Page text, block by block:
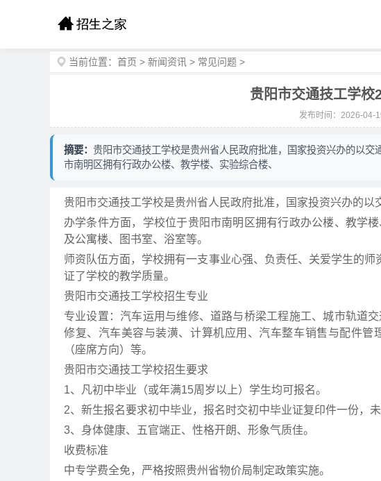
当前位置： 首页 > 新闻资讯 > 常见问题 >
贵阳市交通技工学校
发布时间：2026-04-
摘要： 贵阳市交通技工学校是贵州省人民政府批准，国家投资兴办的以
市南明区拥有行政办公楼、教学楼、实验综合楼、
贵阳市交通技工学校是贵州省人民政府批准，国家投资兴办的以
办学条件方面，学校位于贵阳市南明区拥有行政办公楼、教学
及公寓楼、图书室、浴室等。
师资队伍方面，学校拥有一支事业心强、负责任、关爱学生的
证了学校的教学质量。
贵阳市交通技工学校招生专业
专业设置：汽车运用与维修、道路与桥梁工程施工、城市轨道
修复、汽车美容与装潢、计算机应用、汽车整车销售与配件
（座席方向）等。
贵阳市交通技工学校招生要求
1、凡初中毕业（或年满15周岁以上）学生均可报名。
2、新生报名要求初中毕业，报名时交初中毕业证复印件一份，
3、身体健康、五官端正、性格开朗、形象气质佳。
收费标准
中专学费全免，严格按照贵州省物价局制定政策实施。